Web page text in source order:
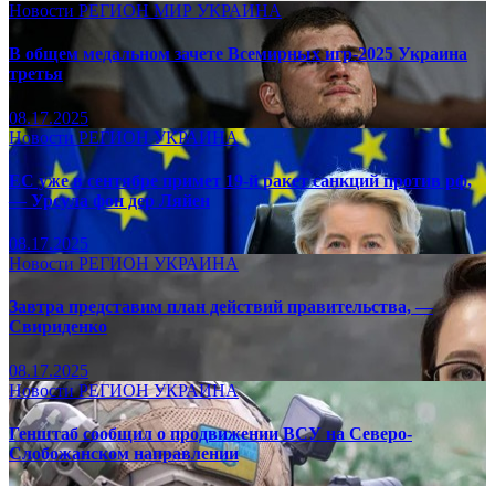
Новости РЕГИОНМИР УКРАИНА
В общем медальном зачете Всемирных игр-2025 Украина
третья
08.17.2025
НовостиРЕГИОНУКРАИНА
ЕС уже в сентябре примет 19-й ракет санкций против рф,
— Урсула фон дер Ляйен
08.17.2025
Новости РЕГИОН УКРАИНА
Завтра представим план действий правительства, —
Свириденко
08.17.2025
НовостиРЕГИОНУКРАИНА
Генштаб сообщил о продвижении ВСУ на Северо-
Слобожанском направлении